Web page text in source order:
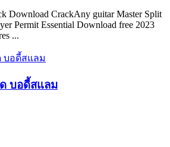
Download CrackAny guitar Master Split
Permit Essential Download free 2023
...
บอดี้สแลม